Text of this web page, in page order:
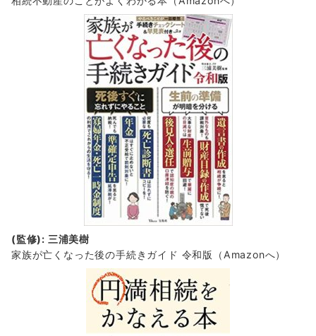
(監修): 三浦美樹
家族が亡くなった後の手続きガイド 令和版（Amazonへ）